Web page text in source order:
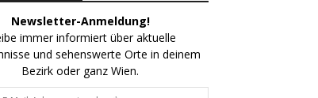
Newsletter-Anmeldung!
immer informiert über aktuelle
und sehenswerte Orte in deinem
Bezirk oder ganz Wien.